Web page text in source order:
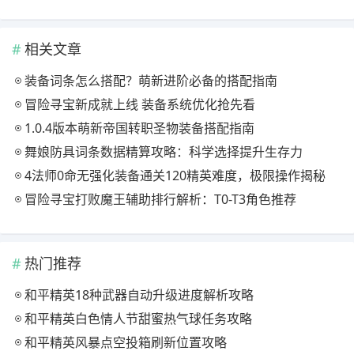
相关文章
装备词条怎么搭配？萌新进阶必备的搭配指南
冒险寻宝新成就上线 装备系统优化抢先看
1.0.4版本萌新帝国转职圣物装备搭配指南
舞娘防具词条数据精算攻略：科学选择提升生存力
4法师0命无强化装备通关120精英难度，极限操作揭秘
冒险寻宝打败魔王辅助排行解析：T0-T3角色推荐
热门推荐
和平精英18种武器自动升级进度解析攻略
和平精英白色情人节甜蜜热气球任务攻略
和平精英风暴点空投箱刷新位置攻略